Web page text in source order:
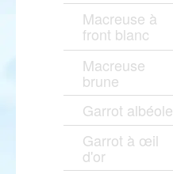
Macreuse à
front blanc
Macreuse
brune
Garrot albéole
Garrot à œil
d'or